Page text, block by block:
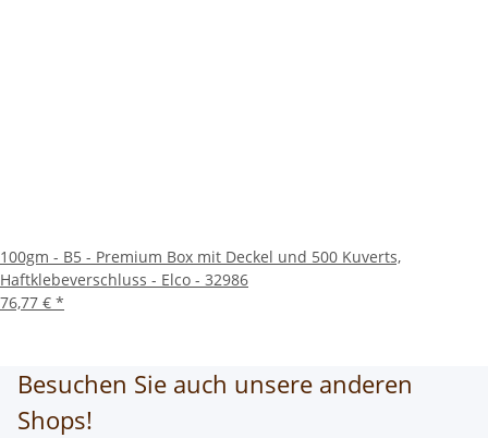
100gm - B5 - Premium Box mit Deckel und 500 Kuverts,
Haftklebeverschluss - Elco - 32986
76,77 € *
Besuchen Sie auch unsere anderen
Shops!